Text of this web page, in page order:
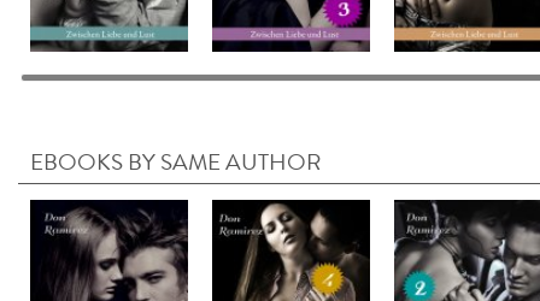
EBOOKS BY SAME AUTHOR